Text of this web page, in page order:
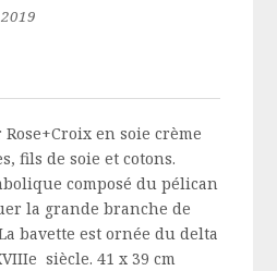
en soie crème
fils de soie et cotons.
composé du pélican
la grande branche de
bavette est ornée du delta
siècle. 41 x 39 cm